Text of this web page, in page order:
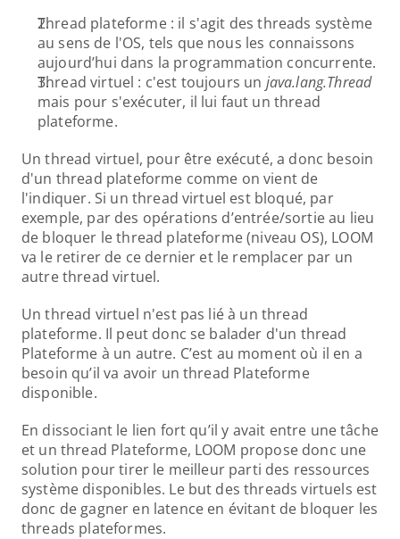
Thread plateforme : il s'agit des threads système
au sens de l'OS, tels que nous les connaissons
aujourd’hui dans la programmation concurrente.
Thread virtuel : c'est toujours un java.lang.Thread
mais pour s'exécuter, il lui faut un thread
plateforme.
Un thread virtuel, pour être exécuté, a donc besoin
d'un thread plateforme comme on vient de
l'indiquer. Si un thread virtuel est bloqué, par
exemple, par des opérations d’entrée/sortie au lieu
de bloquer le thread plateforme (niveau OS), LOOM
va le retirer de ce dernier et le remplacer par un
autre thread virtuel.
Un thread virtuel n'est pas lié à un thread
plateforme. Il peut donc se balader d'un thread
Plateforme à un autre. C’est au moment où il en a
besoin qu’il va avoir un thread Plateforme
disponible.
En dissociant le lien fort qu’il y avait entre une tâche
et un thread Plateforme, LOOM propose donc une
solution pour tirer le meilleur parti des ressources
système disponibles. Le but des threads virtuels est
donc de gagner en latence en évitant de bloquer les
threads plateformes.